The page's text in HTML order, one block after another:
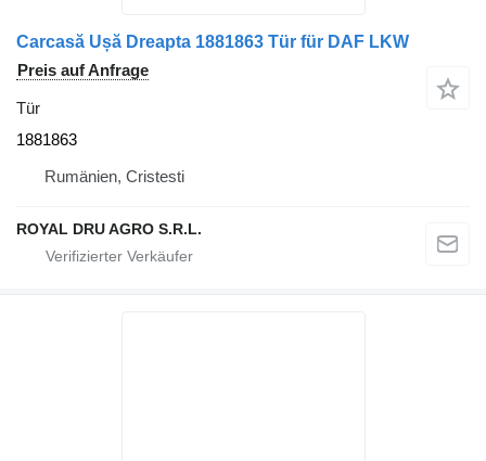
Carcasă Ușă Dreapta 1881863 Tür für DAF LKW
Preis auf Anfrage
Tür
1881863
Rumänien, Cristesti
ROYAL DRU AGRO S.R.L.